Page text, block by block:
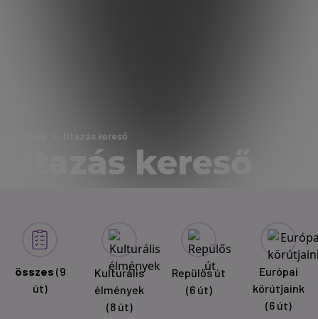
Utazás kereső
Utazás kereső
összes (9
út)
Kulturális
élmények
(8 út)
Repülős út
(6 út)
Európai
körútjaink
(6 út)